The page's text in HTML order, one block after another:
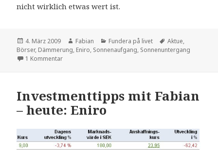
nicht wirklich etwas wert ist.
Veröffentlicht
am
4. März 2009 Autor
Fabian Kategorien
Fundera på livet Schlagwörter
Aktue,
Börser, Dämmerung, Eniro, Sonnenaufgang, Sonnenuntergang
1 Kommentarzu Es geht voran
Investmenttipps mit Fabian
– heute: Eniro